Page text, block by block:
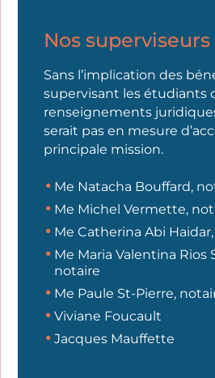
Nos
Sans l’implication des
supervisant les étudiants
renseignements
serait pas en mesure
principale mission.
Me Natacha Bouffard,
Me Michel Vermette,
Me Catherina Abi
Me Maria Valentina Rios
notaire
Me Paule St-Pierre,
Viviane Foucault
Jacques Mauffette